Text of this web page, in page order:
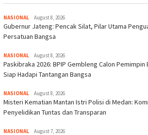
NASIONAL August 8, 2026
Gubernur Jateng: Pencak Silat, Pilar Utama
Persatuan Bangsa
NASIONAL August 8, 2026
Paskibraka 2026: BPIP Gembleng Calon
Siap Hadapi Tantangan Bangsa
NASIONAL August 8, 2026
Misteri Kematian Mantan Istri Polisi di Medan:
Penyelidikan Tuntas dan Transparan
NASIONAL August 7, 2026